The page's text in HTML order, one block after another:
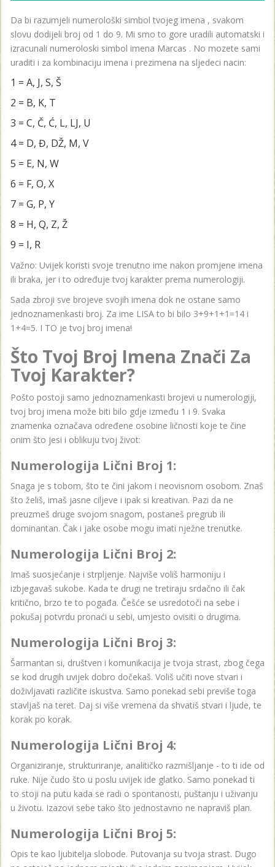
Da bi razumjeli numerološki simbol tvojeg imena , svakom
slovu dodijeli broj od 1 do 9. Mi smo to gore uradili automatski i
izracunali numeroloski simbol imena Marcas . No mozete sami
uraditi i za kombinaciju imena i prezimena na sljedeci nacin:
1 = A, J, S, Š
2 = B, K, T
3 = C, Č, Ć, L, LJ, U
4 = D, Đ, DŽ, M, V
5 = E, N, W
6 = F, O, X
7 = G, P, Y
8 = H, Q, Z, Ž
9 = I, R
Važno: Uvijek koristi svoje trenutno ime nakon promjene imena
ili braka, jer i to određuje tvoj karakter prema numerologiji.
Sada zbroji sve brojeve svojih imena dok ne ostane samo
jednoznamenkasti broj. Za ime LISA to bi bilo 3+9+1+1=14 i
1+4=5. I TO je tvoj broj imena!
Što Tvoj Broj Imena Znači Za
Tvoj Karakter?
Pošto postoji samo jednoznamenkasti brojevi u numerologiji,
tvoj broj imena može biti bilo gdje između 1 i 9. Svaka
znamenka označava određene osobine ličnosti koje te čine
onim što jesi i oblikuju tvoj život:
Numerologija Lični Broj 1:
Snaga je s tobom, što te čini jakom i neovisnom osobom. Znaš
što želiš, imaš jasne ciljeve i ipak si kreativan. Pazi da ne
preuzmeš druge svojom snagom, postaneš pregrub ili
dominantan. Čak i jake osobe mogu imati nježne trenutke.
Numerologija Lični Broj 2:
Imaš suosjećanje i strpljenje. Najviše voliš harmoniju i
izbjegavaš sukobe. Kada te drugi ne tretiraju srdačno ili čak
kritično, brzo te to pogađa. Češće se usredotoči na sebe i
pokušaj potvrdu pronaći u sebi, umjesto ovisiti o drugima.
Numerologija Lični Broj 3:
Šarmantan si, društven i komunikacija je tvoja strast, zbog čega
se kod drugih uvijek dobro dočekaš. Voliš učiti nove stvari i
doživljavati različite iskustva. Samo ponekad sebi previše toga
stavljaš na teret. Daj si više vremena da shvatiš stvari i ljude, te
korak po korak.
Numerologija Lični Broj 4:
Organiziranje, strukturiranje, analitičko razmišljanje - to ti ide od
ruke. Nije čudo što u poslu uvijek ide glatko. Samo ponekad ti
to stoji na putu kada se radi o spontanosti, puštanju i uživanju
u životu. Izazovi sebe tako što jednostavno ne napraviš plan.
Numerologija Lični Broj 5:
Opis te kao ljubitelja slobode. Putovanja su tvoja strast. Dugo